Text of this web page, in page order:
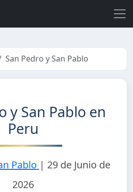
San Pedro y San Pablo
y San Pablo en
Peru
Pablo | 29 de Junio de
2026